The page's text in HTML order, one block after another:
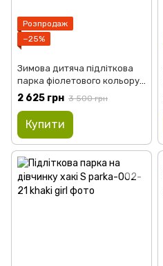
Розпродаж
−25%
Зимова дитяча підліткова
парка фіолетового кольору
з натуральним хутром
2 625 грн 3 500 грн
Купити